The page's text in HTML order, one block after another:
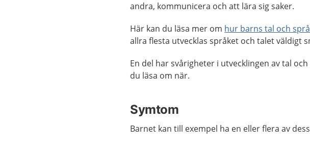
andra, kommunicera och att lära sig saker.
Här kan du läsa mer om hur barns tal och
allra flesta utvecklas språket och talet väldigt
En del har svårigheter i utvecklingen av tal
du läsa om när.
Symtom
Barnet kan till exempel ha en eller flera av